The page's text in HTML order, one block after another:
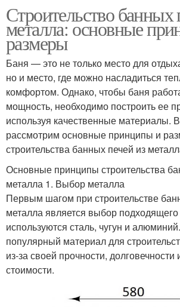
Строительство банных
металла: основные
размеры
Баня — это не только место для
но и место, где можно насладиться
комфортом. Однако, чтобы баня
мощность, необходимо построить ее
используя качественные материалы.
рассмотрим основные принципы и
строительства банных печей из
Основные принципы строительства
металла 1. Выбор металла
Первым шагом при строительстве
металла является выбор
используются сталь, чугун и
популярный материал для
из-за своей прочности, долговечности
стоимости.